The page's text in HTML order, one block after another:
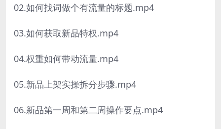
02.如何找词做个有流量的标题.mp4
03.如何获取新品特权.mp4
04.权重如何带动流量.mp4
05.新品上架实操拆分步骤.mp4
06.新品第一周和第二周操作要点.mp4